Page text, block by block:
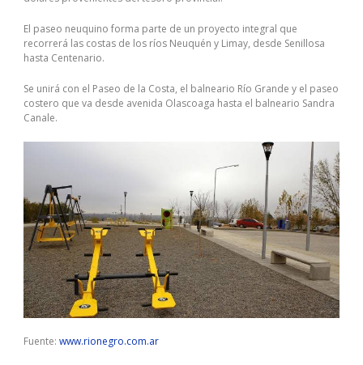
El paseo neuquino forma parte de un proyecto integral que
recorrerá las costas de los ríos Neuquén y Limay, desde Senillosa
hasta Centenario.
Se unirá con el Paseo de la Costa, el balneario Río Grande y el paseo
costero que va desde avenida Olascoaga hasta el balneario Sandra
Canale.
Fuente: www.rionegro.com.ar